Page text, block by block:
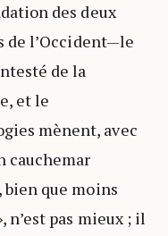
des deux
de l’Occident—le
de la
et le
mènent, avec
cauchemar
bien que moins
pas mieux ; il